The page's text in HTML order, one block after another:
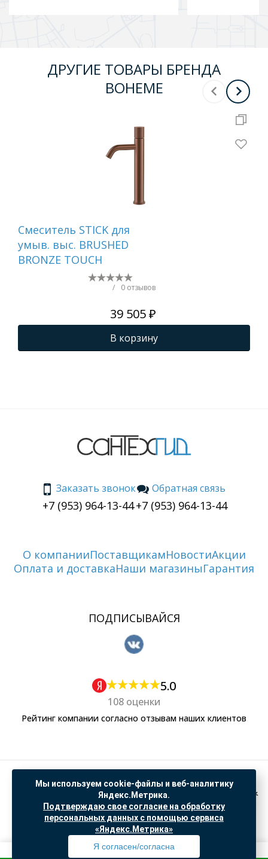
ДРУГИЕ ТОВАРЫ БРЕНДА
BOHEME
Смеситель STICK для
умыв. выс. BRUSHED
BRONZE TOUCH
/ 0 отзывов
39 505 ₽
В корзину
Заказать звонок
+7 (953) 964-13-44
Обратная связь
+7 (953) 964-13-44
О компанииПоставщикамНовостиАкции
Оплата и доставкаНаши магазиныГарантия
ПОДПИСЫВАЙСЯ
5.0
108 оценки
Рейтинг компании согласно отзывам наших клиентов
Политика обработки персональных данных
Согласие на обработку данных Яндекс Метрика
"© ООО “САНТЕХГИД”, 2026. Все права защищены. Предложение не является публичной
офертой, цены и информация на сайте ознакомительные
Доработка и продвижение вSO.USE
Мы используем cookie-файлы и веб-аналитику
Яндекс.Метрика.
Подтверждаю свое согласие на обработку
персональных данных с помощью сервиса
«Яндекс.Метрика»
Я согласен/согласна